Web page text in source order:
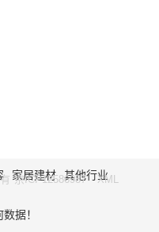
家居建材 其他行业
据！
京ICP12586987 XML